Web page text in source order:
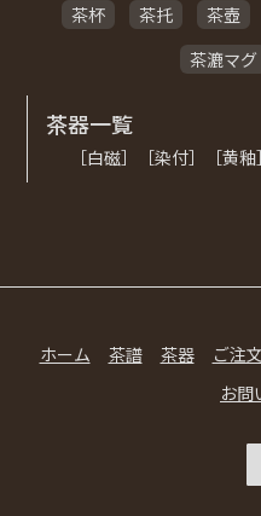
茶杯
茶托 茶壺
茶漉マグ
茶器一覧
［白磁］［染付］［黄
ホーム 茶譜 茶器 ご注
お問